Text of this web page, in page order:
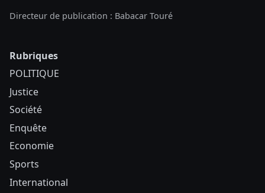
Directeur de publication : Babacar Touré
Rubriques
POLITIQUE
Justice
Société
Enquête
Economie
Sports
International